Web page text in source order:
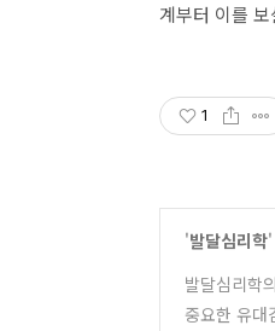
계부터 이를
1
'발달심리학'
발달심리학
중요한 유대